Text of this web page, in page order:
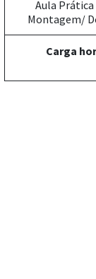
Aula
Montagem/
Carga